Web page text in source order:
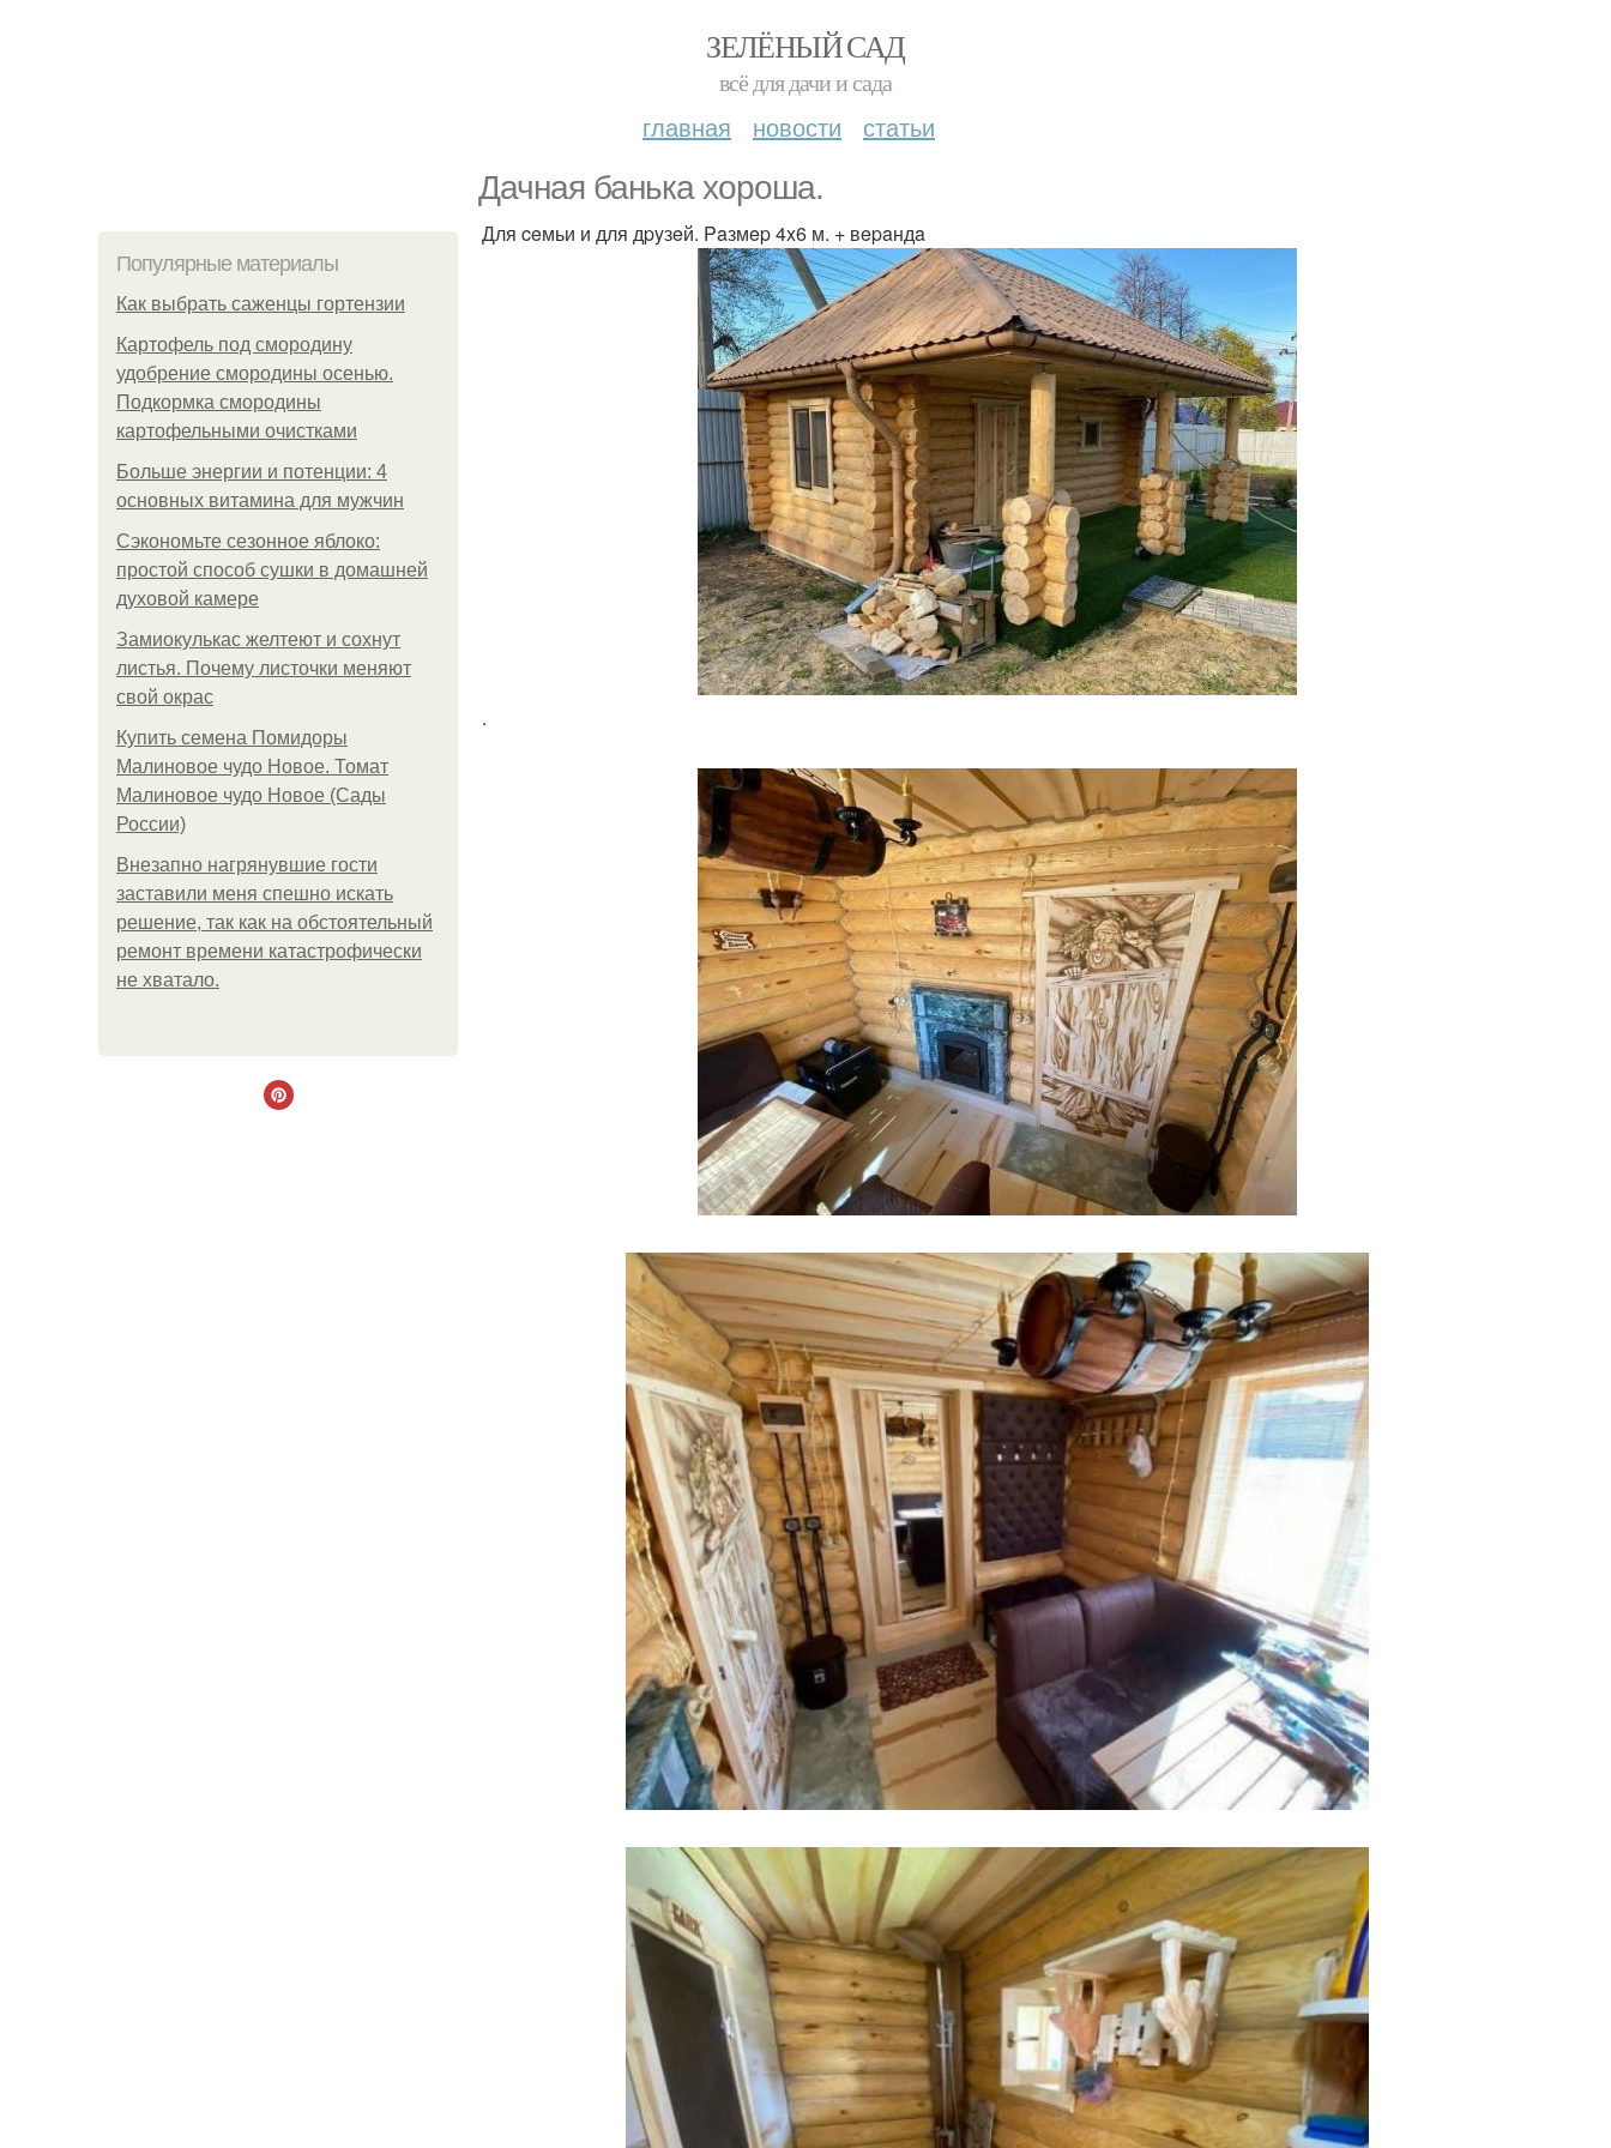
ЗЕЛЁНЫЙ САД
всё для дачи и сада
главная новости статьи
Дачная банька хороша.
Популярные материалы
Как выбрать саженцы гортензии
Картофель под смородину
удобрение смородины осенью.
Подкормка смородины
картофельными очистками
Больше энергии и потенции: 4
основных витамина для мужчин
Сэкономьте сезонное яблоко:
простой способ сушки в домашней
духовой камере
Замиокулькас желтеют и сохнут
листья. Почему листочки меняют
свой окрас
Купить семена Помидоры
Малиновое чудо Новое. Томат
Малиновое чудо Новое (Сады
России)
Внезапно нагрянувшие гости
заставили меня спешно искать
решение, так как на обстоятельный
ремонт времени катастрофически
не хватало.
Для ceмьи и для дpyзeй. Paзмep 4x6 м. + вepaндa
.